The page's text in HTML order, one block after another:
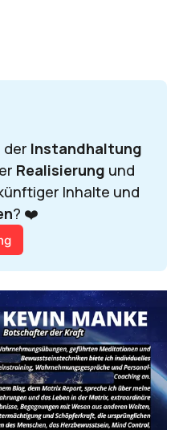
der
Realisierung
Inhalte und
? ❤️